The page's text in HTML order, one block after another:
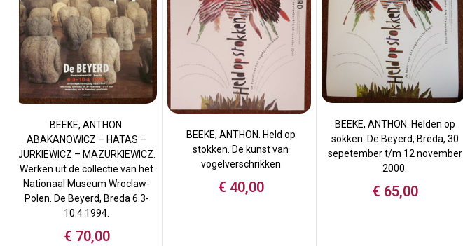
BEEKE, ANTHON.
ABAKANOWICZ – HATAS –
JURKIEWICZ – MAZURKIEWICZ.
Werken uit de collectie van het
Nationaal Museum Wroclaw-
Polen. De Beyerd, Breda 6.3-
10.4 1994.
€ 70,00
BEEKE, ANTHON. Held op
stokken. De kunst van
vogelverschrikken
€ 40,00
BEEKE, ANTHON. Helden op
sokken. De Beyerd, Breda, 30
sepetember t/m 12 november
2000.
€ 65,00